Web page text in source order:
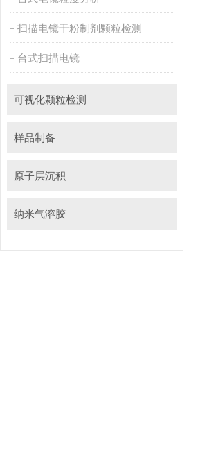
扫描电镜干粉制剂颗粒检测
台式扫描电镜
可视化颗粒检测
样品制备
原子层沉积
纳米气溶胶